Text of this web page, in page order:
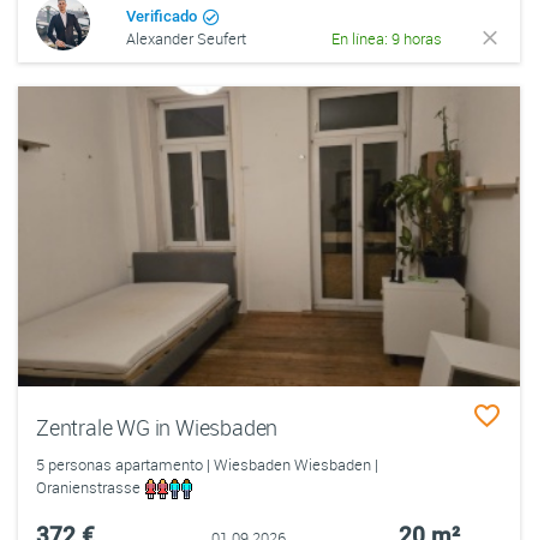
Verificado
Alexander Seufert En línea: 9 horas
Zentrale WG in Wiesbaden
5 personas apartamento | Wiesbaden Wiesbaden |
Oranienstrasse